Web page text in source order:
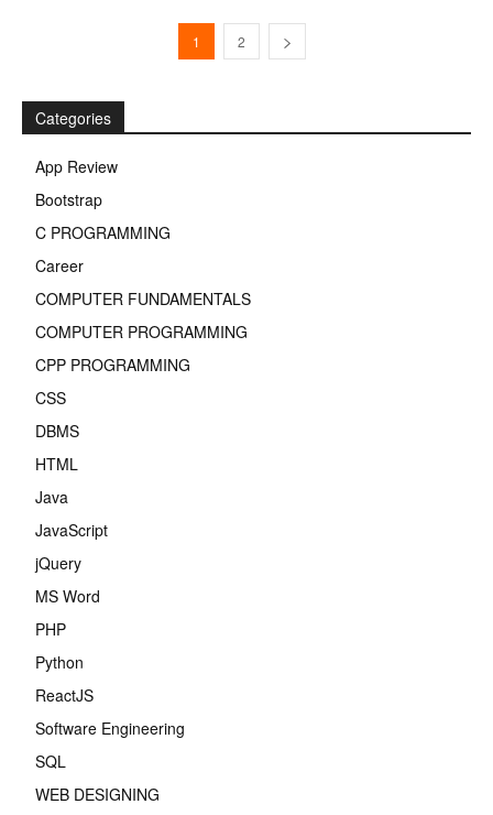
1 2
Categories
App Review
Bootstrap
C PROGRAMMING
Career
COMPUTER FUNDAMENTALS
COMPUTER PROGRAMMING
CPP PROGRAMMING
CSS
DBMS
HTML
Java
JavaScript
jQuery
MS Word
PHP
Python
ReactJS
Software Engineering
SQL
WEB DESIGNING